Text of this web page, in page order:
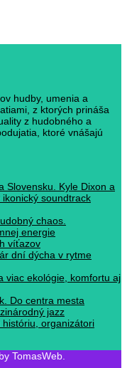
hudby, umenia a
z ktorých prináša
z hudobného a
ktoré vnášajú
Slovensku. Kyle Dixon a
soundtrack
chaos.
energie
víťazov
dní dýcha v rytme
viac ekológie, komfortu aj
Do centra mesta
jazz
organizátori
TomasWeb.